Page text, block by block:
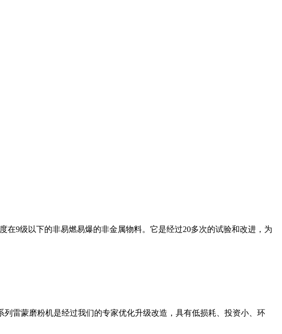
9级以下的非易燃易爆的非金属物料。它是经过20多次的试验和改进，为
雷蒙磨粉机是经过我们的专家优化升级改造，具有低损耗、投资小、环